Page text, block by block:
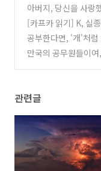
아버지, 당신을 사랑
지께 드리는 편지』
[카프카 읽기] K, 실
공부한다면, '개'처럼
만국의 공무원들이
관련글